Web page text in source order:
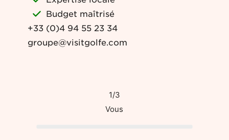
Budget maîtrisé
+33 (0)4 94 55 23 34
groupe@visitgolfe.com
1/3
Vous